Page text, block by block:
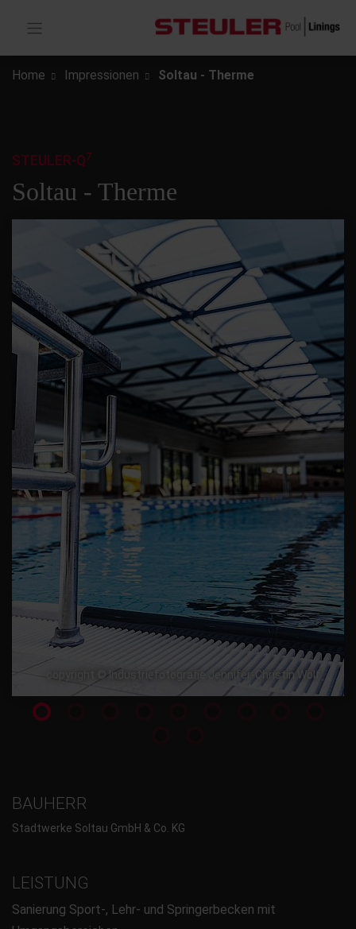
Home Impressionen Soltau - Therme
Soltau - Therme
STEULER-Q7
copyright © Industriefotografie Jennifer-Christin Wolf
BAUHERR
Stadtwerke Soltau GmbH & Co. KG
LEISTUNG
Sanierung Sport-, Lehr- und Springerbecken mit